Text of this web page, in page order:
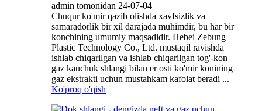
admin tomonidan 24-07-04
Chuqur ko'mir qazib olishda xavfsizlik va
samaradorlik bir xil darajada muhimdir, bu har bir
konchining umumiy maqsadidir. Hebei Zebung
Plastic Technology Co., Ltd. mustaqil ravishda
ishlab chiqarilgan va ishlab chiqarilgan tog'-kon
gaz kauchuk shlangi bilan er osti ko'mir konining
gaz ekstrakti uchun mustahkam kafolat beradi ...
Ko'proq o'qish